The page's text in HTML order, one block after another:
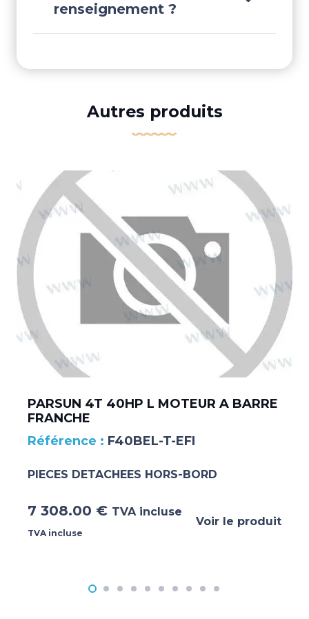
renseignement ?
Autres produits
PARSUN 4T 40HP L MOTEUR A BARRE
FRANCHE
F40BEL-T-EFI
PIECES DETACHEES HORS-BORD
7 308.00 € TVA incluse
TVA incluse
Voir le produit